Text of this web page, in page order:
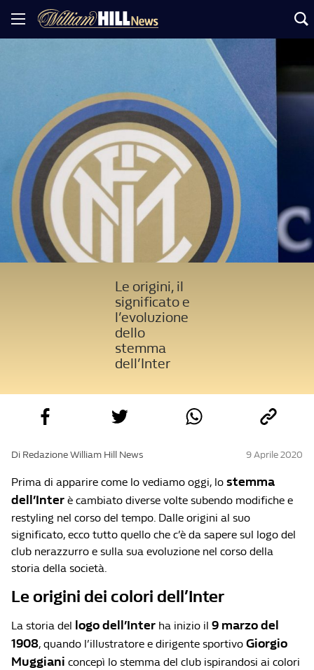
Le origini, il
significato e
l’evoluzione
dello
stemma
dell’Inter
Di Redazione William Hill News 9 Aprile 2020
Prima di apparire come lo vediamo oggi, lo stemma
dell’Inter è cambiato diverse volte subendo modifiche e
restyling nel corso del tempo. Dalle origini al suo
significato, ecco tutto quello che c’è da sapere sul logo del
club nerazzurro e sulla sua evoluzione nel corso della
storia della società.
Le origini dei colori dell’Inter
La storia del logo dell’Inter ha inizio il 9 marzo del
1908, quando l’illustratore e dirigente sportivo Giorgio
Muggiani concepì lo stemma del club ispirandosi ai colori